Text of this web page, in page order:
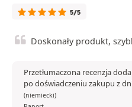
5/5
Doskonały produkt,
Przetłumaczona recenzja
po doświadczeniu zakupu z
(niemiecki)